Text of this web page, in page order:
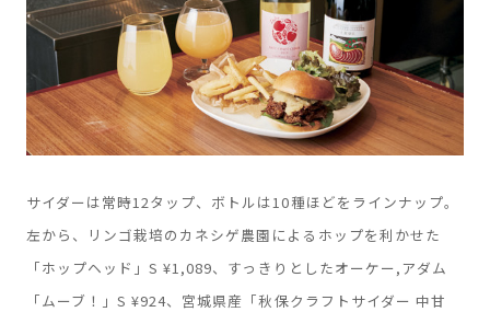
サイダーは常時12タップ、ボトルは10種ほどをラインナップ。
左から、リンゴ栽培のカネシゲ農園によるホップを利かせた
「ホップヘッド」S ¥1,089、すっきりとしたオーケー,アダム
「ムーブ！」S ¥924、宮城県産「秋保クラフトサイダー 中甘